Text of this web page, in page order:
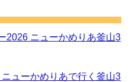
2026 ニューかめりあ釜山3
ューかめりあで行く釜山3